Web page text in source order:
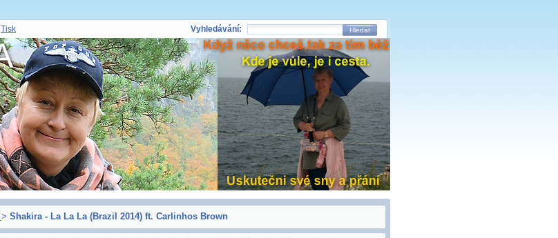
> Shakira - La La La (Brazil 2014) ft. Carlinhos Brown
Tisk Vyhledávání: Hledat